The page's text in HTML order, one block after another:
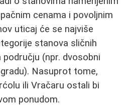
cenama i povoljnim
uticaj će se najviše
stanova sličnih
(npr. dvosobni
Nasuprot tome,
ili Vračaru ostali bi
ponudom.